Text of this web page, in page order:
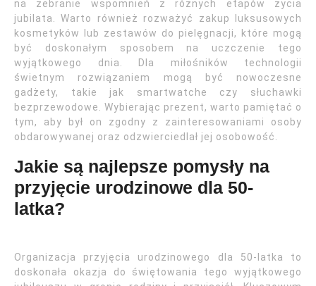
na zebranie wspomnień z różnych etapów życia
jubilata. Warto również rozważyć zakup luksusowych
kosmetyków lub zestawów do pielęgnacji, które mogą
być doskonałym sposobem na uczczenie tego
wyjątkowego dnia. Dla miłośników technologii
świetnym rozwiązaniem mogą być nowoczesne
gadżety, takie jak smartwatche czy słuchawki
bezprzewodowe. Wybierając prezent, warto pamiętać o
tym, aby był on zgodny z zainteresowaniami osoby
obdarowywanej oraz odzwierciedlał jej osobowość.
Jakie są najlepsze pomysły na
przyjęcie urodzinowe dla 50-
latka?
Organizacja przyjęcia urodzinowego dla 50-latka to
doskonała okazja do świętowania tego wyjątkowego